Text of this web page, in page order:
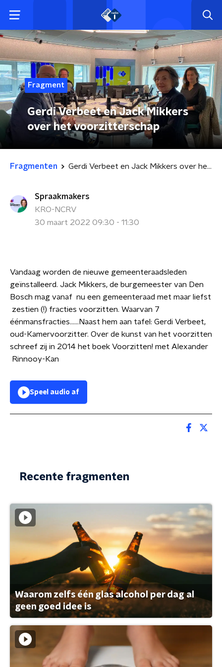
Fragment
Gerdi Verbeet en Jack Mikkers
over het voorzitterschap
Fragmenten Gerdi Verbeet en Jack Mikkers over het voorzitterschap
Spraakmakers
KRO-NCRV
30 maart 2022 09:30 - 11:30
Vandaag worden de nieuwe gemeenteraadsleden
geïnstalleerd. Jack Mikkers, de burgemeester van Den
Bosch mag vanaf nu een gemeenteraad met maar liefst
zestien (!) fracties voorzitten. Waarvan 7
éénmansfracties......Naast hem aan tafel: Gerdi Verbeet,
oud-Kamervoorzitter. Over de kunst van het voorzitten
schreef zij in 2014 het boek Voorzitten! met Alexander
Rinnooy-Kan
Speel audio af
Recente fragmenten
Waarom zelfs één glas alcohol per dag al
geen goed idee is